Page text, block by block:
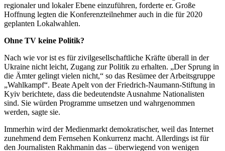
regionaler und lokaler Ebene einzuführen, forderte er. Große
Hoffnung legten die Konferenzteilnehmer auch in die für 2020
geplanten Lokalwahlen.
Ohne TV keine Politik?
Nach wie vor ist es für zivilgesellschaftliche Kräfte überall in der
Ukraine nicht leicht, Zugang zur Politik zu erhalten. „Der Sprung in
die Ämter gelingt vielen nicht,“ so das Resümee der Arbeitsgruppe
„Wahlkampf“. Beate Apelt von der Friedrich-Naumann-Stiftung in
Kyiv berichtete, dass die bedeutendste Ausnahme Nationalisten
sind. Sie würden Programme umsetzen und wahrgenommen
werden, sagte sie.
Immerhin wird der Medienmarkt demokratischer, weil das Internet
zunehmend dem Fernsehen Konkurrenz macht. Allerdings ist für
den Journalisten Rakhmanin das – überwiegend von wenigen